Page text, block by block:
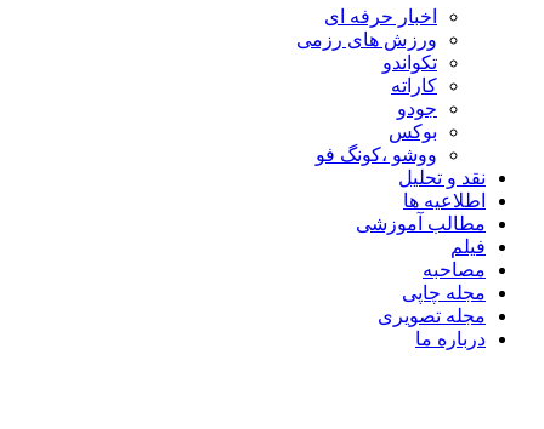
اخبار حرفه ای
ورزش های رزمی
تکواندو
کاراته
جودو
بوکس
ووشو ،کونگ فو
نقد و تحلیل
اطلاعیه ها
مطالب آموزشی
فیلم
مصاحبه
مجله چاپی
مجله تصویری
درباره ما